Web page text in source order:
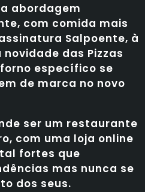
abordagem
com comida mais
Salpoente, à
das Pizzas
específico se
de marca no novo
ser um restaurante
com uma loja online
fortes que
mas nunca se
dos seus.